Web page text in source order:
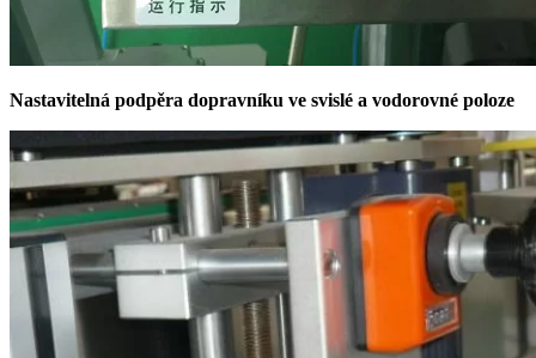
Nastavitelná podpěra dopravníku ve svislé a vodorovné poloze